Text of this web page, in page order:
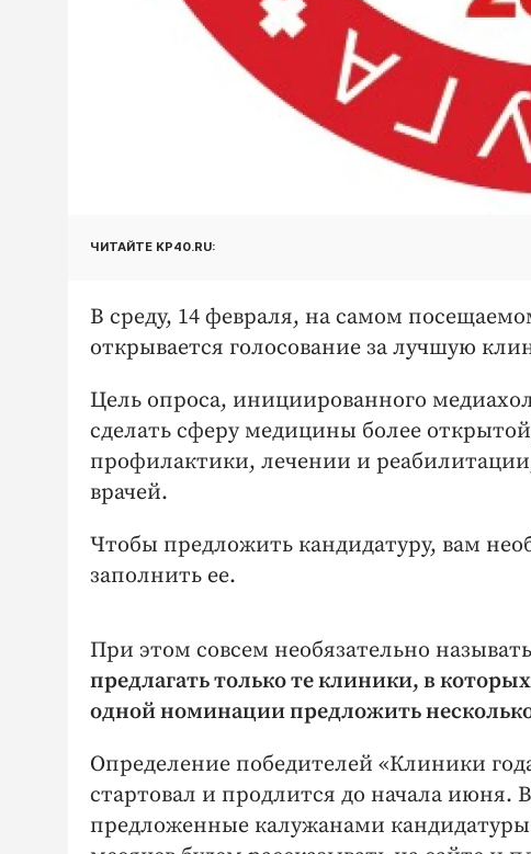
ЧИТАЙТЕ KP40.RU:
В среду, 14 февраля, на самом
открывается голосование за лучшую
Цель опроса, инициированного
сделать сферу медицины более
профилактики, лечении и
врачей.
Чтобы предложить кандидатуру, вам
заполнить ее.
При этом совсем необязательно
предлагать только те клиники, в
одной номинации предложить
Определение победителей «Клиники
стартовал и продлится до начала июня.
предложенные калужанами